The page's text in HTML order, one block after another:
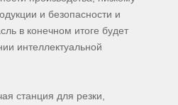
и безопасности и
в конечном итоге будет
интеллектуальной
станция для резки,